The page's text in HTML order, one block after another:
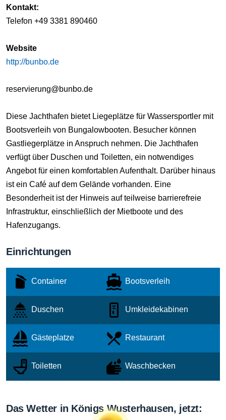
Kontakt:
Telefon +49 3381 890460
Website
http://bunbo.de
reservierung@bunbo.de
Diese Jachthafen bietet Liegeplätze für Wassersportler mit
Bootsverleih von Bungalowbooten. Besucher können
Gastliegerplätze in Anspruch nehmen. Die Jachthafen
verfügt über Duschen und Toiletten, ein notwendiges
Angebot für einen komfortablen Aufenthalt. Darüber hinaus
ist ein Café auf dem Gelände vorhanden. Eine
Besonderheit ist der Hinweis auf teilweise barrierefreie
Infrastruktur, einschließlich der Mietboote und des
Hafenzugangs.
Einrichtungen
Container Bootsverleih
Duschen Umkleidekabinen
Gästeplatze Restaurant
Toiletten Waschbecken
Das Wetter in Königs Wusterhausen, jetzt: